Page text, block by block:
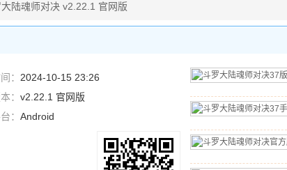
陆魂师对决 v2.22.1 官网版
： 2024-10-15 23:26
： v2.22.1 官网版
： Android